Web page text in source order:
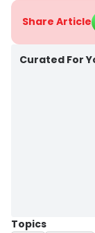
Share Article
Curated For
Topics